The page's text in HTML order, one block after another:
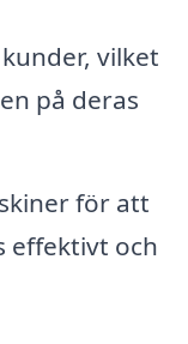
vilket
på deras
för att
effektivt och